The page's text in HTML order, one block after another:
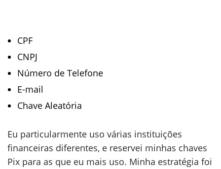
CPF
CNPJ
Número de Telefone
E-mail
Chave Aleatória
Eu particularmente uso várias instituições
financeiras diferentes, e reservei minhas chaves
Pix para as que eu mais uso. Minha estratégia foi